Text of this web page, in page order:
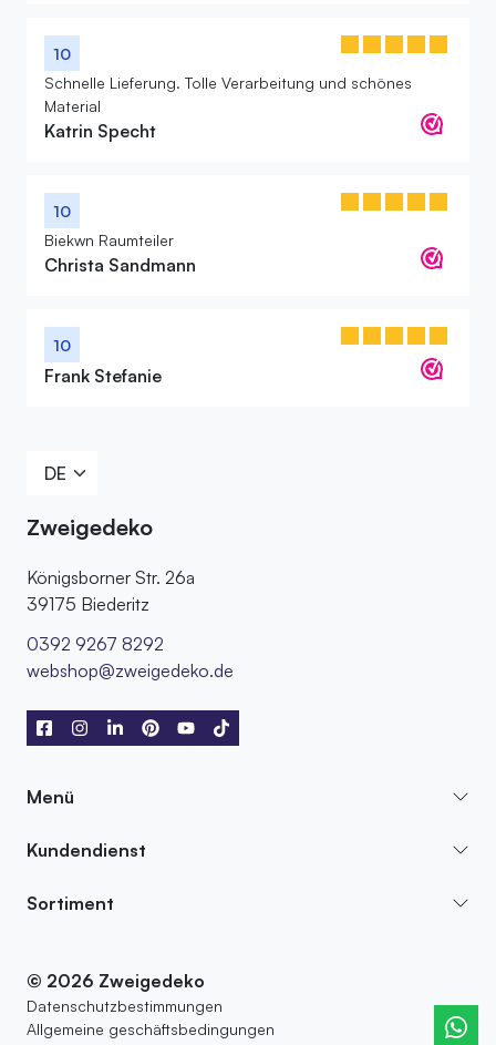
10
Schnelle Lieferung. Tolle Verarbeitung und schönes
Material
Katrin Specht
10
Biekwn Raumteiler
Christa Sandmann
10
Frank Stefanie
Zweigedeko
Königsborner Str. 26a
39175 Biederitz
0392 9267 8292
webshop@zweigedeko.de
Menü
Kundendienst
Sortiment
© 2026 Zweigedeko
Datenschutzbestimmungen
Allgemeine geschäftsbedingungen